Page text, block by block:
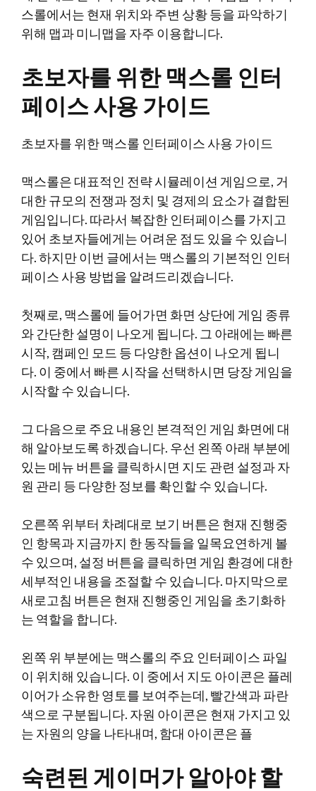
스롤에서는 현재 위치와 주변 상황 등을 파악하기
위해 맵과 미니맵을 자주 이용합니다.
초보자를 위한 맥스롤 인터
페이스 사용 가이드
초보자를 위한 맥스롤 인터페이스 사용 가이드
맥스롤은 대표적인 전략 시뮬레이션 게임으로, 거
대한 규모의 전쟁과 정치 및 경제의 요소가 결합된
게임입니다. 따라서 복잡한 인터페이스를 가지고
있어 초보자들에게는 어려운 점도 있을 수 있습니
다. 하지만 이번 글에서는 맥스롤의 기본적인 인터
페이스 사용 방법을 알려드리겠습니다.
첫째로, 맥스롤에 들어가면 화면 상단에 게임 종류
와 간단한 설명이 나오게 됩니다. 그 아래에는 빠른
시작, 캠페인 모드 등 다양한 옵션이 나오게 됩니
다. 이 중에서 빠른 시작을 선택하시면 당장 게임을
시작할 수 있습니다.
그 다음으로 주요 내용인 본격적인 게임 화면에 대
해 알아보도록 하겠습니다. 우선 왼쪽 아래 부분에
있는 메뉴 버튼을 클릭하시면 지도 관련 설정과 자
원 관리 등 다양한 정보를 확인할 수 있습니다.
오른쪽 위부터 차례대로 보기 버튼은 현재 진행중
인 항목과 지금까지 한 동작들을 일목요연하게 볼
수 있으며, 설정 버튼을 클릭하면 게임 환경에 대한
세부적인 내용을 조절할 수 있습니다. 마지막으로
새로고침 버튼은 현재 진행중인 게임을 초기화하
는 역할을 합니다.
왼쪽 위 부분에는 맥스롤의 주요 인터페이스 파일
이 위치해 있습니다. 이 중에서 지도 아이콘은 플레
이어가 소유한 영토를 보여주는데, 빨간색과 파란
색으로 구분됩니다. 자원 아이콘은 현재 가지고 있
는 자원의 양을 나타내며, 함대 아이콘은 플
숙련된 게이머가 알아야 할